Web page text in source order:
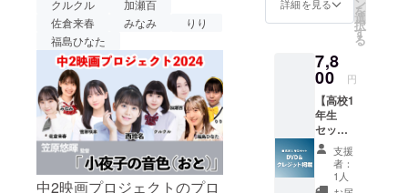
ちゃんと成長できてい
る」っていう自分なりの感
覚があって、モヤモヤした
気持ちが晴れていきまし
た。成長するスピードは
ゆっくりかもしれないけ
ど、それでも自分のペース
でちゃんと前に進めてい
広げるべく挑戦中。＊クラ
ウドファンディング中では
ありますが、諸塚香奈実は
クランクアップ済みの為、
お礼動画などへの出演はご
ざいません。ご理解のほ
ど、よろしくお願い致しま
た！そしてそして、幼馴染
の成田和哉役も！やはり
【選ばれる】って、物凄く
重要なんだなーって痛感致
しました！！更に現在デ
ビュー40周年のツアーを行
なってるグループのメン
クルクル
加瀬百
佐倉来春
みなみ
りり
福島ひなた
中2映画プロジェクトのプロ
イキン
グが収
たDVD
に監督
のサイ
ン入り
をお送
り致し
定）+メ
録され
たBlu-
rayをお
送り致
しま
す。
詳細を見る ン
を
選
択
す
る
7,8
00 円
【高校1
年生
セッ
ト：
DVD＆
クレ
ジット
支援
者：
1人